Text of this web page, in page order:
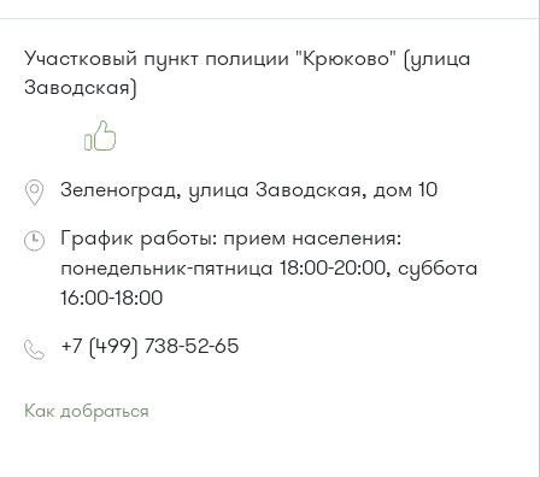
или до остановки"Горбольница"
Автобусы № 31, 10, 19.
Участковый пункт полиции "Крюково" (улица
Заводская)
Зеленоград, улица Заводская, дом 10
График работы: прием населения:
понедельник-пятница 18:00-20:00, суббота
16:00-18:00
+7 (499) 738-52-65
Как добраться